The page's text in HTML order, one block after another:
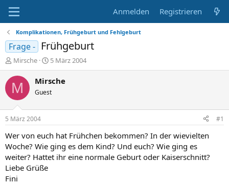
Anmelden Registrieren
Komplikationen, Frühgeburt und Fehlgeburt
Frage - Frühgeburt
E
r
s
t
l
e
r
Mirsche
E
r
s
e
t
a
m
5 März 2004
M Mirsche
Guest
5 März 2004 #1
Wer von euch hat Frühchen bekommen? In der wievielten
Woche? Wie ging es dem Kind? Und euch? Wie ging es
weiter? Hattet ihr eine normale Geburt oder Kaiserschnitt?
Liebe Grüße
Fini